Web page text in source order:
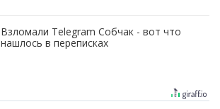
Взломали Telegram Собчак - вот что
нашлось в переписках